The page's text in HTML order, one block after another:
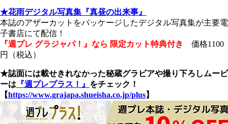
★花雨デジタル写真集『真昼の出来事』
本誌のアザーカットをパッケージしたデジタル写真集が主要電
子書店にて配信！
『週プレ グラジャパ！』なら 限定カット特典付き
価格1100
円（税込）
★誌面には載せきれなかった秘蔵グラビアや撮り下ろしムービ
ーは 『週プレプラス！』 をチェック！
【https://www.grajapa.shueisha.co.jp/plus】